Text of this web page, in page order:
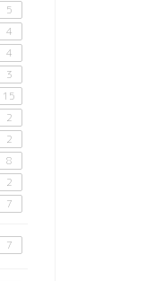
5
4
4
3
15
2
2
8
2
7
7